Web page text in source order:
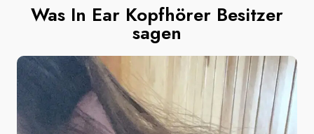
Was In Ear Kopfhörer Besitzer
sagen